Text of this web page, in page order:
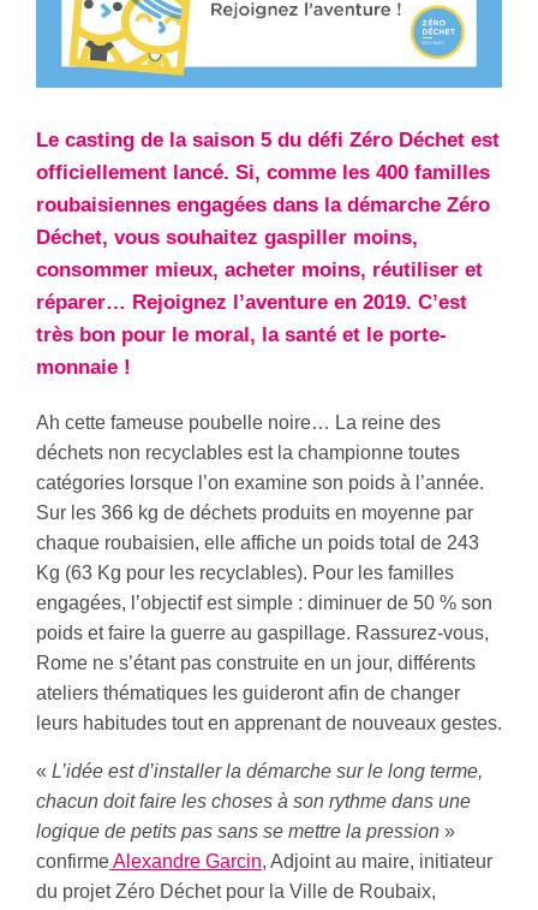
Le casting de la saison 5 du défi Zéro Déchet est
officiellement lancé. Si, comme les 400 familles
roubaisiennes engagées dans la démarche Zéro
Déchet, vous souhaitez gaspiller moins,
consommer mieux, acheter moins, réutiliser et
réparer… Rejoignez l’aventure en 2019. C’est
très bon pour le moral, la santé et le porte-
monnaie !
Ah cette fameuse poubelle noire… La reine des
déchets non recyclables est la championne toutes
catégories lorsque l’on examine son poids à l’année.
Sur les 366 kg de déchets produits en moyenne par
chaque roubaisien, elle affiche un poids total de 243
Kg (63 Kg pour les recyclables). Pour les familles
engagées, l’objectif est simple : diminuer de 50 % son
poids et faire la guerre au gaspillage. Rassurez-vous,
Rome ne s’étant pas construite en un jour, différents
ateliers thématiques les guideront afin de changer
leurs habitudes tout en apprenant de nouveaux gestes.
« L’idée est d’installer la démarche sur le long terme,
chacun doit faire les choses à son rythme dans une
logique de petits pas sans se mettre la pression »
confirmeAlexandre Garcin, Adjoint au maire, initiateur
du projet Zéro Déchet pour la Ville de Roubaix,